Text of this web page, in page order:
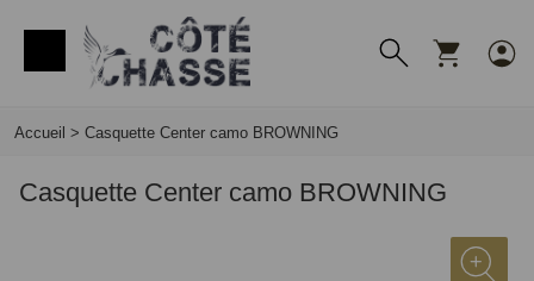
Accueil > Casquette Center camo BROWNING
Casquette Center camo BROWNING